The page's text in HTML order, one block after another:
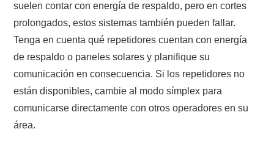
suelen contar con energía de respaldo, pero en cortes
prolongados, estos sistemas también pueden fallar.
Tenga en cuenta qué repetidores cuentan con energía
de respaldo o paneles solares y planifique su
comunicación en consecuencia. Si los repetidores no
están disponibles, cambie al modo símplex para
comunicarse directamente con otros operadores en su
área.